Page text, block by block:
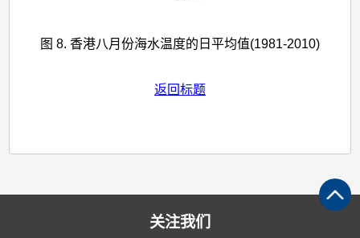
图 8. 香港八月份海水温度的日平均值(1981-2010)
返回标题
关注我们